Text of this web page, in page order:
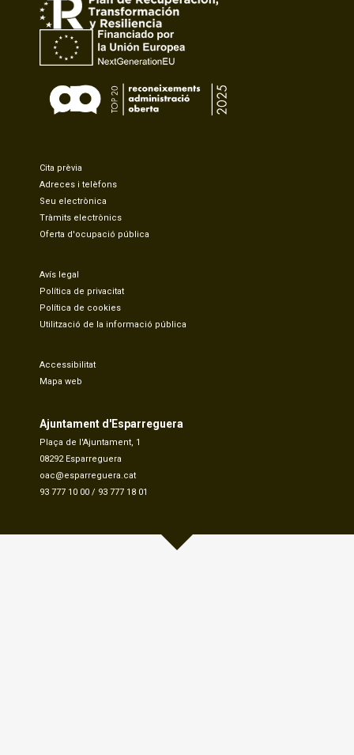
Cita prèvia
Adreces i telèfons
Seu electrònica
Tràmits electrònics
Oferta d'ocupació pública
Avís legal
Política de privacitat
Política de cookies
Utilització de la informació pública
Accessibilitat
Mapa web
Ajuntament d'Esparreguera
Plaça de l'Ajuntament, 1
08292 Esparreguera
oac@esparreguera.cat
93 777 10 00 / 93 777 18 01